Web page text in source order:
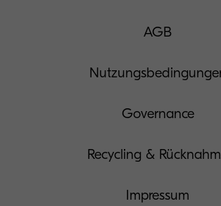
AGB
Governance
Recycling &
Impressum